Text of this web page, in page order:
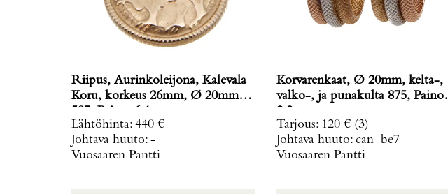
Riipus, Aurinkoleijona, Kalevala
Koru, korkeus 26mm, Ø 20mm,
Lähtöhinta: 440 €
Johtava huuto: -
Vuosaaren Pantti
Korvarenkaat, Ø 20mm, kelta-,
valko-, ja punakulta 875, Paino:
Tarjous: 120 € (3)
Johtava huuto: can_be7
Vuosaaren Pantti